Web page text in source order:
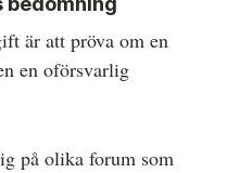
är att pröva om en
en oförsvarlig
på olika forum som